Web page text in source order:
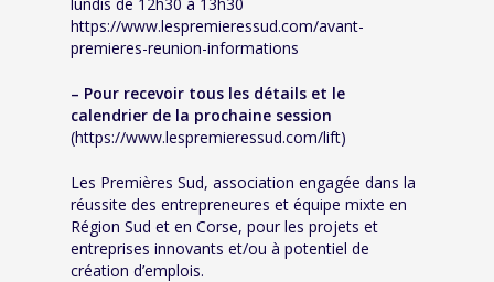
https://www.lespremieressud.com/avant-
premieres-reunion-informations
– Pour recevoir tous les détails et le
calendrier de la prochaine session
(https://www.lespremieressud.com/lift)
Les Premières Sud, association engagée dans la
réussite des entrepreneures et équipe mixte en
Région Sud et en Corse, pour les projets et
entreprises innovants et/ou à potentiel de
création d’emplois.